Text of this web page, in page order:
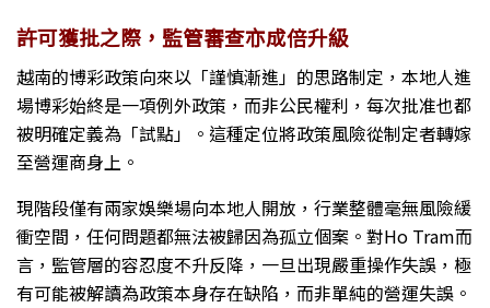
許可獲批之際，監管審查亦成倍升級
越南的博彩政策向來以「謹慎漸進」的思路制定，本地人進
場博彩始終是一項例外政策，而非公民權利，每次批准也都
被明確定義為「試點」。這種定位將政策風險從制定者轉嫁
至營運商身上。
現階段僅有兩家娛樂場向本地人開放，行業整體毫無風險緩
衝空間，任何問題都無法被歸因為孤立個案。對Ho Tram而
言，監管層的容忍度不升反降，一旦出現嚴重操作失誤，極
有可能被解讀為政策本身存在缺陷，而非單純的營運失誤。